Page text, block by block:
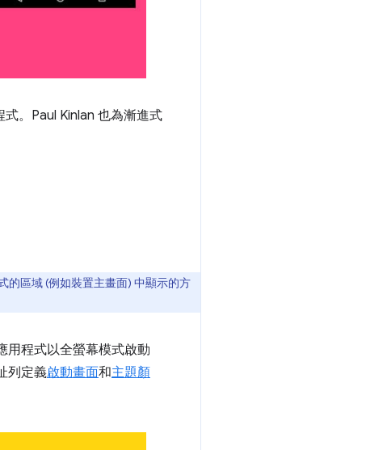
式。Paul Kinlan 也為漸進式
的區域 (例如裝置主畫面) 中顯示的方
用程式以全螢幕模式啟動
列定義啟動畫面和主題顏